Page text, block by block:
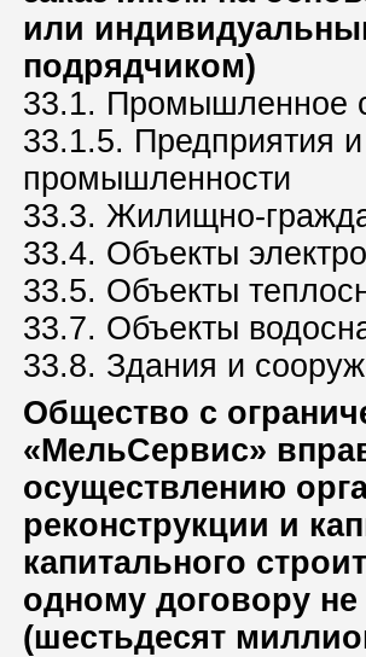
или
подрядчиком)
33.1. Промышленное
33.1.5. Предприятия
промышленности
33.3. Жилищно-
33.4. Объекты
33.5. Объекты
33.7. Объекты
33.8. Здания и
Общество с
«МельСервис»
осуществлению
реконструкции и
капитального
одному договору
(шестьдесят